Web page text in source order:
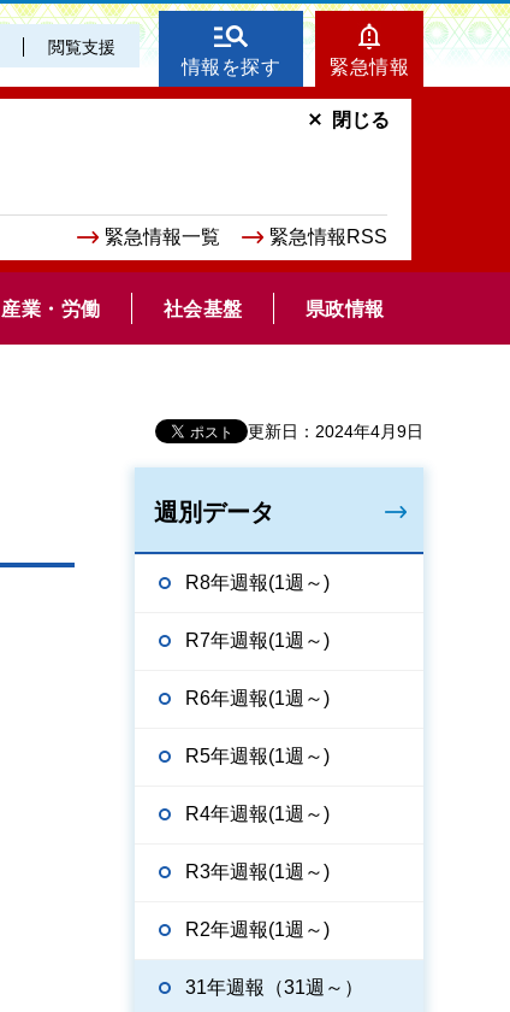
閲覧支援
情報を探す 緊急情報
緊急情報一覧 緊急情報RSS
閉じる
産業・労働 社会基盤 県政情報
更新日：2024年4月9日
週別データ
R8年週報(1週～)
R7年週報(1週～)
R6年週報(1週～)
R5年週報(1週～)
R4年週報(1週～)
R3年週報(1週～)
R2年週報(1週～)
31年週報（31週～）